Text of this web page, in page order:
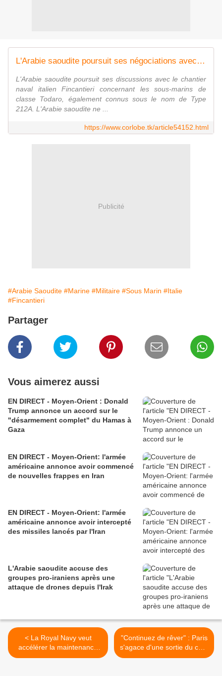
L'Arabie saoudite poursuit ses négociations avec le chantier naval italien Fincantieri en vue de l'acquisition de ses premiers sous-marins
L'Arabie saoudite poursuit ses discussions avec le chantier
naval italien Fincantieri concernant les sous-marins de
classe Todaro, également connus sous le nom de Type
212A. L'Arabie saoudite ne ...
https://www.corlobe.tk/article54152.html
Publicité
#Arabie Saoudite #Marine #Militaire #Sous Marin #Italie
#Fincantieri
Partager
Vous aimerez aussi
EN DIRECT - Moyen-Orient : Donald
Trump annonce un accord sur le
"désarmement complet" du Hamas à
Gaza
EN DIRECT - Moyen-Orient: l'armée
américaine annonce avoir commencé
de nouvelles frappes en Iran
EN DIRECT - Moyen-Orient: l'armée
américaine annonce avoir intercepté
des missiles lancés par l'Iran
L'Arabie saoudite accuse des
groupes pro-iraniens après une
attaque de drones depuis l'Irak
< La Royal Navy veut
accélérer la maintenance
de ses sous-marins
"Continuez de rêver" : Paris
s'agace d'une sortie du chef
de l'Otan sur la défense